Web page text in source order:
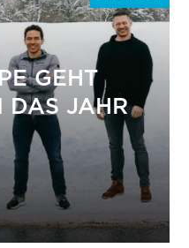
GEHT
DAS JAHR